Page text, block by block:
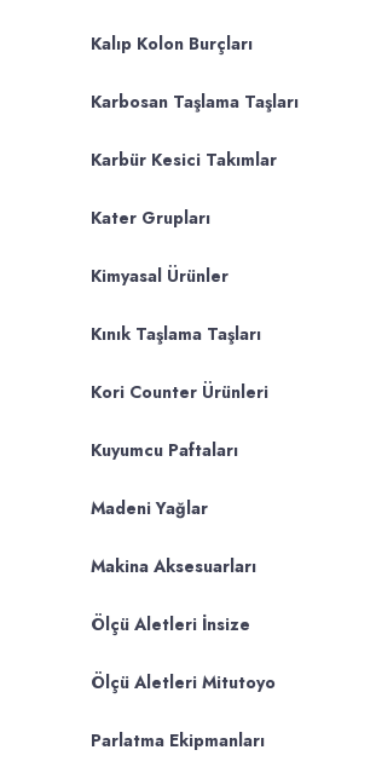
Kalıp Kolon Burçları
Karbosan Taşlama Taşları
Karbür Kesici Takımlar
Kater Grupları
Kimyasal Ürünler
Kınık Taşlama Taşları
Kori Counter Ürünleri
Kuyumcu Paftaları
Madeni Yağlar
Makina Aksesuarları
Ölçü Aletleri İnsize
Ölçü Aletleri Mitutoyo
Parlatma Ekipmanları